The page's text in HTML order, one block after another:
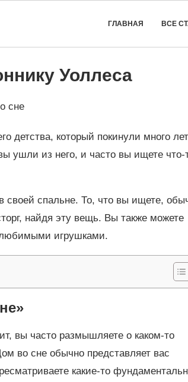
ГЛАВНАЯ ВСЕ
Уоллеса
детства, который покинули много лет
ушли из него, и часто вы ищете что-
своей спальне. То, что вы ищете,
найдя эту вещь. Вы также можете
любимыми игрушками.
вы часто размышляете о каком-то
во сне обычно представляет вас
какие-то